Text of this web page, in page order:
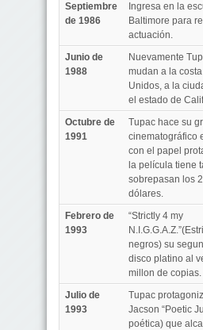
Septiembre
de 1986
Ingresa en la
Baltimore para
actuación.
Junio de
1988
Nuevamente
mudan a la
Unidos, a la
el estado de
Octubre de
1991
Tupac hace su
cinematográfico
con el papel
la película tiene
sobrepasan los
dólares.
Febrero de
1993
“Strictly 4 my
negros) su
disco platino al
millon de copias.
Julio de
1993
Tupac
Jacson “Poetic
poética) que